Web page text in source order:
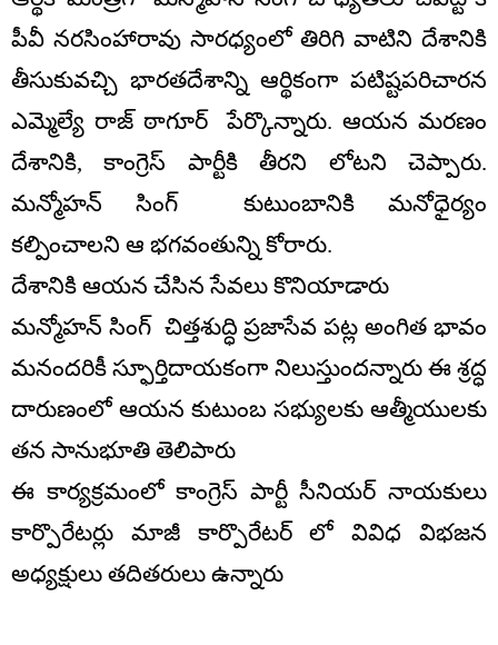
పీవీ నరసింహారావు సారధ్యంలో తిరిగి వాటిని దేశానికి
తీసుకువచ్చి భారతదేశాన్ని ఆర్థికంగా పటిష్టపరిచారన
ఎమ్మెల్యే రాజ్ ఠాగూర్ పేర్కొన్నారు. ఆయన మరణం
దేశానికి, కాంగ్రెస్ పార్టీకి తీరని లోటని చెప్పారు.
మన్మోహన్ సింగ్ కుటుంబానికి మనోధైర్యం
కల్పించాలని ఆ భగవంతున్ని కోరారు.
దేశానికి ఆయన చేసిన సేవలు కొనియాడారు
మన్మోహన్ సింగ్ చిత్తశుద్ధి ప్రజాసేవ పట్ల అంగిత భావం
మనందరికీ స్ఫూర్తిదాయకంగా నిలుస్తుందన్నారు ఈ శ్రద్ధ
దారుణంలో ఆయన కుటుంబ సభ్యులకు ఆత్మీయులకు
తన సానుభూతి తెలిపారు
ఈ కార్యక్రమంలో కాంగ్రెస్ పార్టీ సీనియర్ నాయకులు
కార్పొరేటర్లు మాజీ కార్పొరేటర్ లో వివిధ విభజన
అధ్యక్షులు తదితరులు ఉన్నారు